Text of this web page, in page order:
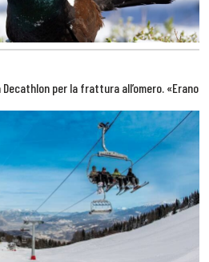
per la frattura all’omero. «Erano